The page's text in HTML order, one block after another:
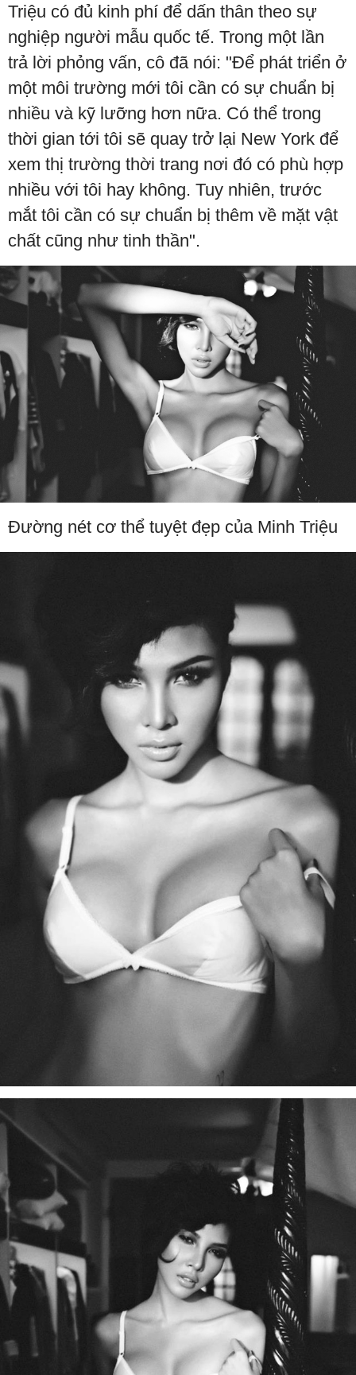
Triệu có đủ kinh phí để dấn thân theo sự
nghiệp người mẫu quốc tế. Trong một lần
trả lời phỏng vấn, cô đã nói: "Để phát triển ở
một môi trường mới tôi cần có sự chuẩn bị
nhiều và kỹ lưỡng hơn nữa. Có thể trong
thời gian tới tôi sẽ quay trở lại New York để
xem thị trường thời trang nơi đó có phù hợp
nhiều với tôi hay không. Tuy nhiên, trước
mắt tôi cần có sự chuẩn bị thêm về mặt vật
chất cũng như tinh thần".
Đường nét cơ thể tuyệt đẹp của Minh Triệu